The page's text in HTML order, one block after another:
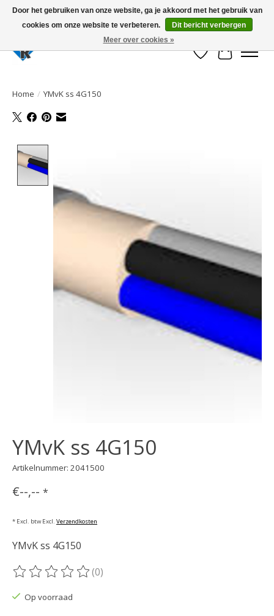
Large selection of products and fast shipping!
Verlanglijst
Home / YMvK ss 4G150
YMvK ss 4G150
Artikelnummer: 2041500
€--,-- *
* Excl. btw Excl. Verzendkosten
YMvK ss 4G150
De beoordeling van dit product is
(0)
Op voorraad
Door het gebruiken van onze website, ga je akkoord met het gebruik van
cookies om onze website te verbeteren.
Dit bericht verbergen
Meer over cookies »